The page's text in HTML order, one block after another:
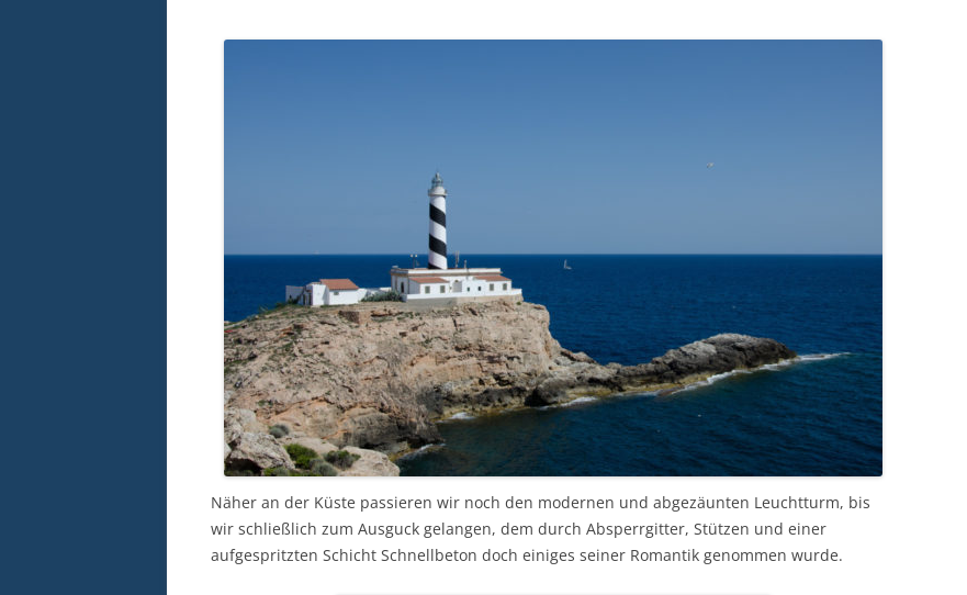
Näher an der Küste passieren wir noch den modernen und abgezäunten Leuchtturm, bis
wir schließlich zum Ausguck gelangen, dem durch Absperrgitter, Stützen und einer
aufgespritzten Schicht Schnellbeton doch einiges seiner Romantik genommen wurde.